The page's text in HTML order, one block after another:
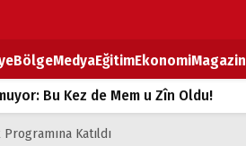
BölgeMedyaEğitimEkonomiMagazin
Bu Kez de Mem u Zîn Oldu!
Katıldı